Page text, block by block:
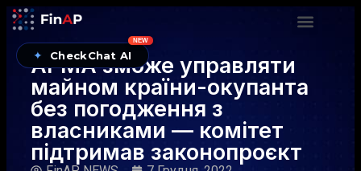
✦ CheckChat AI
NEW
АРМА зможе управляти
майном країни-окупанта
без погодження з
власниками — комітет
підтримав законопроєкт